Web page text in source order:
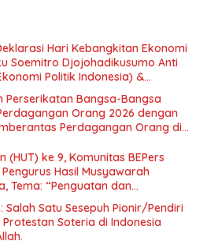
Hari Kebangkitan Ekonomi
Soemitro Djojohadikusumo Anti
Politik Indonesia) &
Undang-Undang Perekonomian
Sosial dalam Menata Bangsa
Perserikatan Bangsa-Bangsa
Orang 2026 dengan
Perdagangan Orang di
(HUT) ke 9, Komunitas BEPers
Hasil Musyawarah
Tema: “Penguatan dan
KBI yang Berbasis Riset di seluruh
Salah Satu Sesepuh Pionir/Pendiri
Soteria di Indonesia